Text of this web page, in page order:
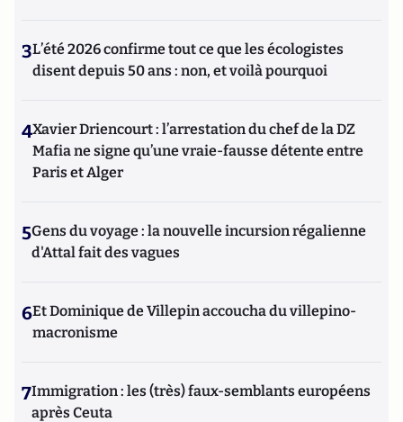
3L’été 2026 confirme tout ce que les écologistes
disent depuis 50 ans : non, et voilà pourquoi
4Xavier Driencourt : l’arrestation du chef de la DZ
Mafia ne signe qu’une vraie-fausse détente entre
Paris et Alger
5Gens du voyage : la nouvelle incursion régalienne
d'Attal fait des vagues
6Et Dominique de Villepin accoucha du villepino-
macronisme
7Immigration : les (très) faux-semblants européens
après Ceuta